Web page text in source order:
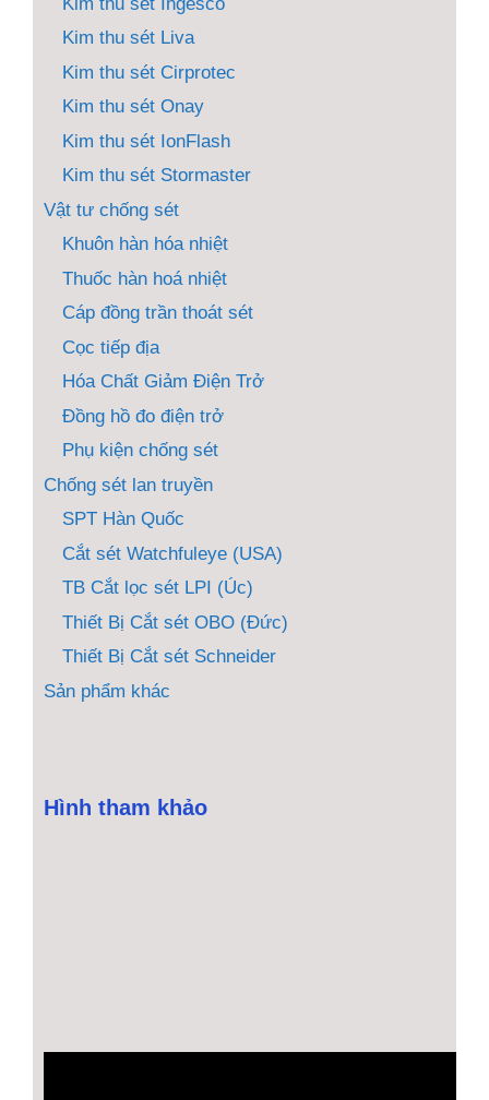
Kim thu sét Liva
Kim thu sét Cirprotec
Kim thu sét Onay
Kim thu sét IonFlash
Kim thu sét Stormaster
Vật tư chống sét
Khuôn hàn hóa nhiệt
Thuốc hàn hoá nhiệt
Cáp đồng trần thoát sét
Cọc tiếp địa
Hóa Chất Giảm Điện Trở
Đồng hồ đo điện trở
Phụ kiện chống sét
Chống sét lan truyền
SPT Hàn Quốc
Cắt sét Watchfuleye (USA)
TB Cắt lọc sét LPI (Úc)
Thiết Bị Cắt sét OBO (Đức)
Thiết Bị Cắt sét Schneider
Sản phẩm khác
Hình tham khảo